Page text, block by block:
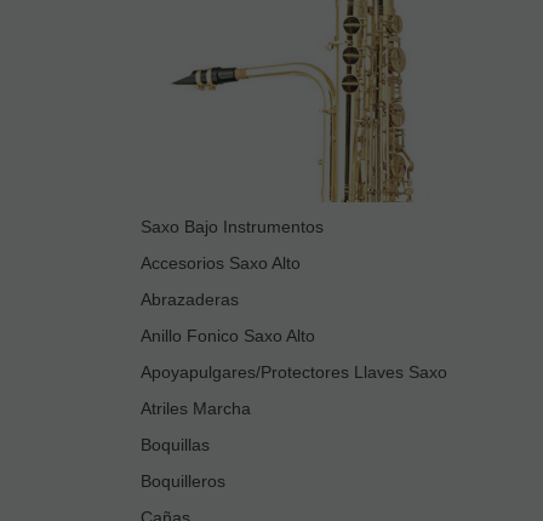
Saxo Bajo Instrumentos
Accesorios Saxo Alto
Abrazaderas
Anillo Fonico Saxo Alto
Apoyapulgares/Protectores Llaves Saxo
Atriles Marcha
Boquillas
Boquilleros